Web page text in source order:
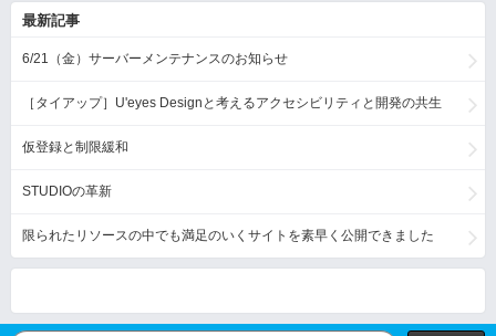
最新記事
6/21（金）サーバーメンテナンスのお知らせ
［タイアップ］U'eyes Designと考えるアクセシビリティと開発の共生
仮登録と制限緩和
STUDIOの革新
限られたリソースの中でも満足のいくサイトを素早く公開できました